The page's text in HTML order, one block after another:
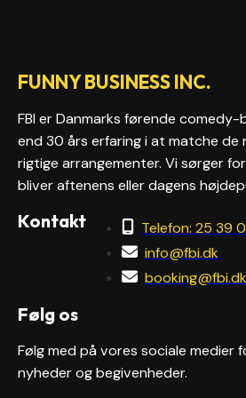
FUNNY BUSINESS INC.
FBI er Danmarks førende comedy-
end 30 års erfaring i at matche de
rigtige arrangementer. Vi sørger
bliver aftenens eller dagens
Kontakt
Telefon: 25 39
info@fbi.dk
booking@fbi.dk
Følg os
Følg med på vores sociale medier
nyheder og begivenheder.